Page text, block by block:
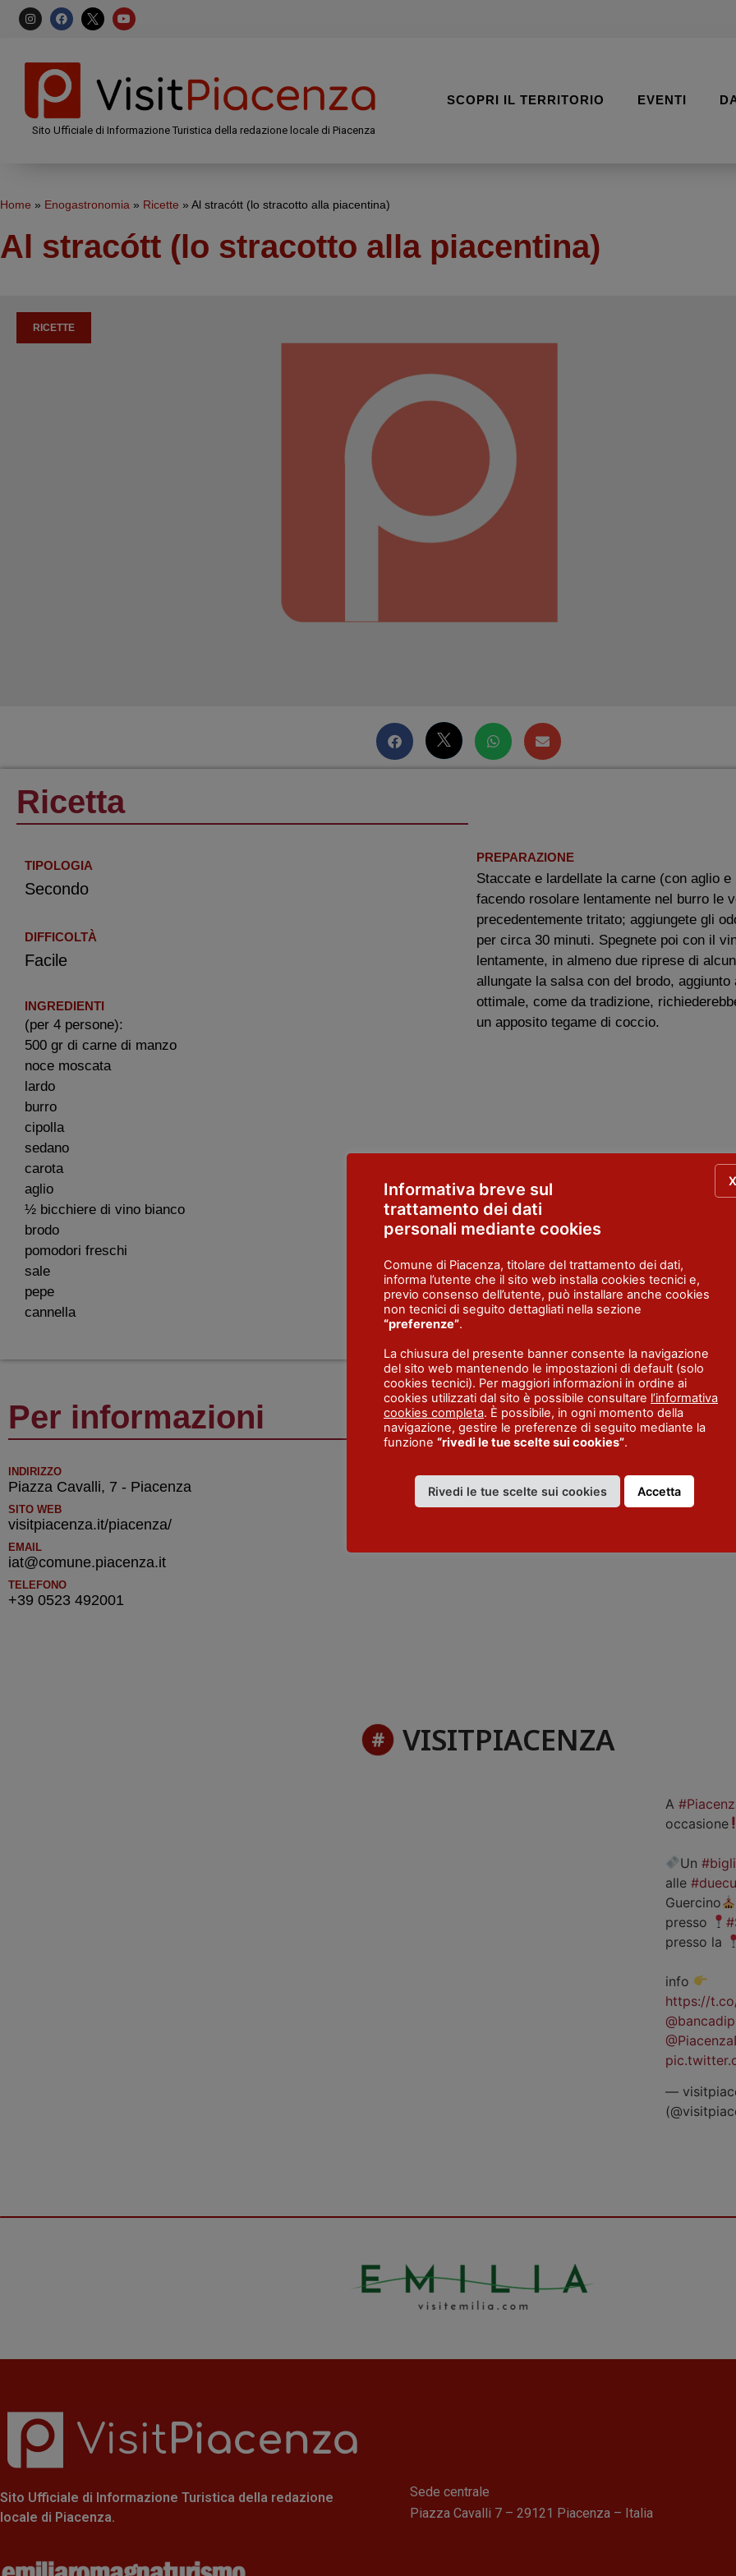
Sito Ufficiale di Informazione Turistica della redazione locale di Piacenza
SCOPRI IL TERRITORIO EVENTI
Home » Enogastronomia » Ricette » Al stracótt (lo stracotto alla piacentina)
Al stracótt (lo stracotto alla piacentina)
RICETTE
Ricetta
TIPOLOGIA
Secondo
DIFFICOLTÀ
Facile
INGREDIENTI
(per 4 persone):
500 gr di carne di manzo
noce moscata
lardo
burro
cipolla
sedano
carota
aglio
½ bicchiere di vino bianco
brodo
pomodori freschi
sale
pepe
cannella
PREPARAZIONE
Staccate e lardellate la carne (con aglio
facendo rosolare lentamente nel burro le
precedentemente tritato; aggiungete gli
per circa 30 minuti. Spegnete poi con il
lentamente, in almeno due riprese di
allungate la salsa con del brodo,
ottimale, come da tradizione,
un apposito tegame di coccio.
Per informazioni
INDIRIZZO
Piazza Cavalli, 7 - Piacenza
SITO WEB
visitpiacenza.it/piacenza/
EMAIL
iat@comune.piacenza.it
TELEFONO
+39 0523 492001
VISITPIACENZA
A
occasione
Un
alle
Guercino
presso
presso la
info
https://
—
Sito Ufficiale di Informazione Turistica della redazione
locale di Piacenza.
Sede centrale
Piazza Cavalli 7 – 29121 Piacenza – Italia
Informativa breve sul
trattamento dei dati
personali mediante cookies
Comune di Piacenza, titolare del trattamento dei dati,
informa l’utente che il sito web installa cookies tecnici e,
previo consenso dell’utente, può installare anche cookies
non tecnici di seguito dettagliati nella sezione
“preferenze”.
La chiusura del presente banner consente la navigazione
del sito web mantenendo le impostazioni di default (solo
cookies tecnici). Per maggiori informazioni in ordine ai
cookies utilizzati dal sito è possibile consultare l’informativa
cookies completa. È possibile, in ogni momento della
navigazione, gestire le preferenze di seguito mediante la
funzione “rivedi le tue scelte sui cookies”.
Rivedi le tue scelte sui cookies Accetta
X